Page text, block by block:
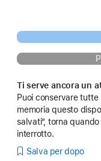
Ti serve ancora un
Puoi conservare
memoria questo
salvati”, torna
interrotto.
Salva per dopo